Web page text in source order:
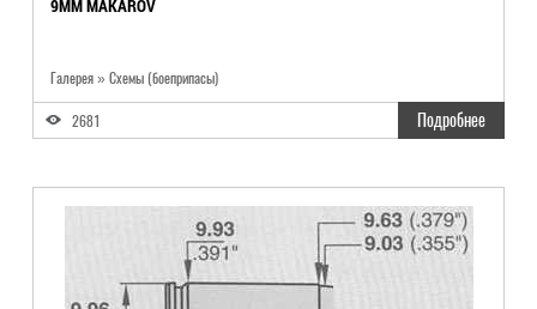
9MM MAKAROV
Галерея » Схемы (боеприпасы)
2681 Подробнее